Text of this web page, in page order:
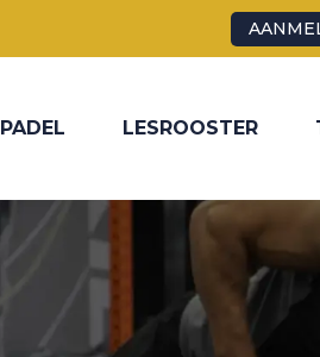
PADEL LESROOSTER